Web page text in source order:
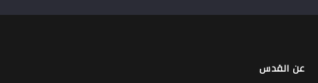
عن القدس